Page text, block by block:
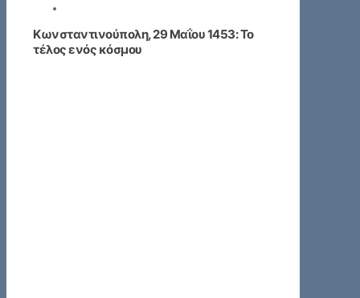
Κωνσταντινούπολη, 29 Μαΐου 1453: Το
τέλος ενός κόσμου